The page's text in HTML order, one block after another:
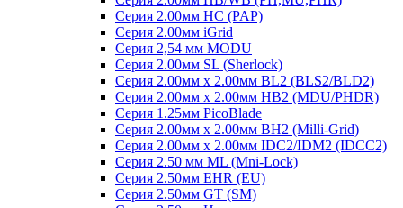
Серия 2.00мм HC (PAP)
Серия 2.00мм iGrid
Серия 2,54 мм MODU
Серия 2.00мм SL (Sherlock)
Серия 2.00мм x 2.00мм BL2 (BLS2/BLD2)
Серия 2.00мм x 2.00мм HB2 (MDU/PHDR)
Серия 1.25мм PicoBlade
Серия 2.00мм х 2.00мм BH2 (Milli-Grid)
Серия 2.00мм х 2.00мм IDC2/IDM2 (IDCC2)
Серия 2.50 мм ML (Mni-Lock)
Серия 2.50мм EHR (EU)
Серия 2.50мм GT (SM)